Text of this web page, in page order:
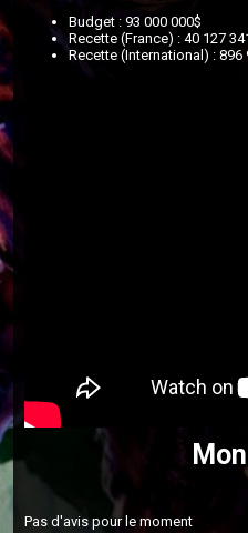
Budget : 93 000 000$
Recette (France) : 40 127
Recette (International) : 896
Pas d'avis pour le moment